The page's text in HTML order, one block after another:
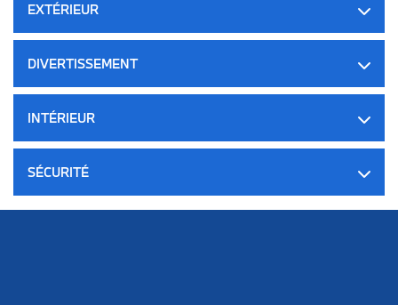
EXTÉRIEUR
DIVERTISSEMENT
INTÉRIEUR
SÉCURITÉ